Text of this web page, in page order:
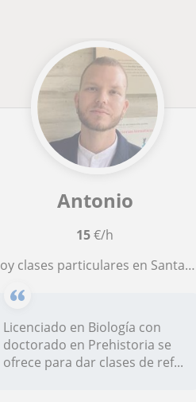
Antonio
15€/h
Doy clases particulares en Santander
Licenciado en Biología con
doctorado en Prehistoria se
ofrece para dar clases de ref...